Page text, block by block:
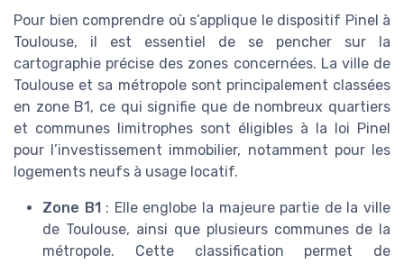
Pour bien comprendre où s’applique le dispositif Pinel à
Toulouse, il est essentiel de se pencher sur la
cartographie précise des zones concernées. La ville de
Toulouse et sa métropole sont principalement classées
en zone B1, ce qui signifie que de nombreux quartiers
et communes limitrophes sont éligibles à la loi Pinel
pour l’investissement immobilier, notamment pour les
logements neufs à usage locatif.
Zone B1: Elle englobe la majeure partie de la ville
de Toulouse, ainsi que plusieurs communes de la
métropole. Cette classification permet de